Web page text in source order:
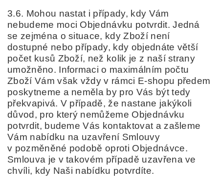
3.6. Mohou nastat i případy, kdy Vám
nebudeme moci Objednávku potvrdit. Jedná
se zejména o situace, kdy Zboží není
dostupné nebo případy, kdy objednáte větší
počet kusů Zboží, než kolik je z naší strany
umožněno. Informaci o maximálním počtu
Zboží Vám však vždy v rámci E-shopu předem
poskytneme a neměla by pro Vás být tedy
překvapivá. V případě, že nastane jakýkoli
důvod, pro který nemůžeme Objednávku
potvrdit, budeme Vás kontaktovat a zašleme
Vám nabídku na uzavření Smlouvy
v pozměněné podobě oproti Objednávce.
Smlouva je v takovém případě uzavřena ve
chvíli, kdy Naši nabídku potvrdíte.